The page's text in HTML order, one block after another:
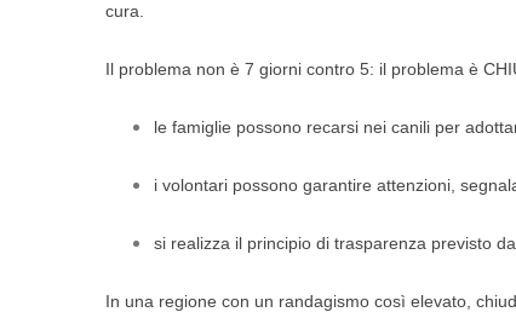
cura.
Il problema non è 7 giorni contro 5: il problema è
le famiglie possono recarsi nei canili per
i volontari possono garantire attenzioni,
si realizza il principio di trasparenza previsto
In una regione con un randagismo così elevato,